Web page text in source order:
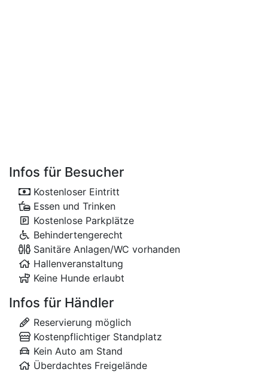
Infos für Besucher
Kostenloser Eintritt
Essen und Trinken
Kostenlose Parkplätze
Behindertengerecht
Sanitäre Anlagen/WC vorhanden
Hallenveranstaltung
Keine Hunde erlaubt
Infos für Händler
Reservierung möglich
Kostenpflichtiger Standplatz
Kein Auto am Stand
Überdachtes Freigelände